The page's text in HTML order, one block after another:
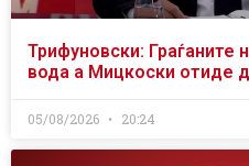
Трифуновски: Граѓаните
вода а Мицкоски отиде
05/08/2026 20:24